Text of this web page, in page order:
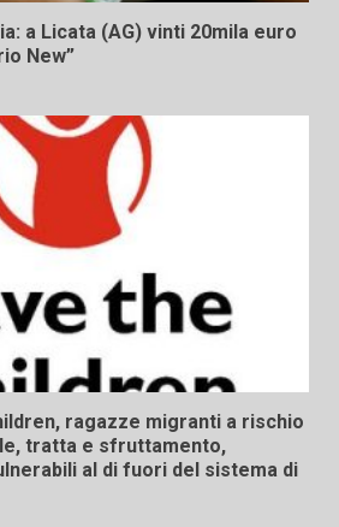
a Licata (AG) vinti 20mila euro
New”
ragazze migranti a rischio
tratta e sfruttamento,
al di fuori del sistema di